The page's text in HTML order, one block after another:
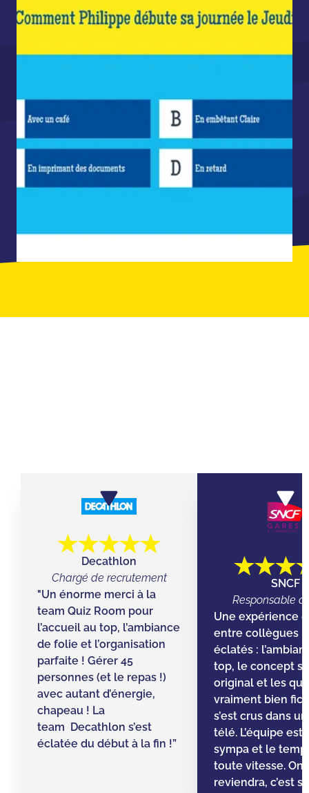
Decathlon
Chargé de recrutement
"Un énorme merci à la
team Quiz Room pour
l’accueil au top, l’ambiance
de folie et l’organisation
parfaite ! Gérer 45
personnes (et le repas !)
avec autant d’énergie,
chapeau ! La
team Decathlon s’est
éclatée du début à la fin !”
SNCF
Responsable
Une expérience
entre collègues !
éclatés :
top, le concept
original et les
vraiment bien
s’est crus dans
télé. L’équipe est
sympa et le
toute vitesse. On
reviendra, c’est